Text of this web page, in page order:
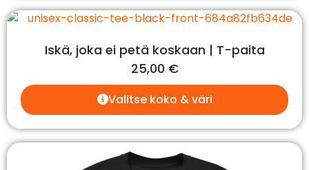
Iskä, joka ei petä koskaan | T-paita
25,00 €
Valitse koko & väri